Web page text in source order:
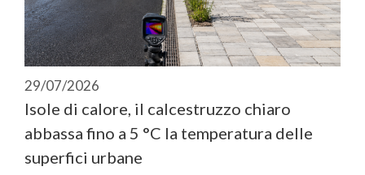
29/07/2026
Isole di calore, il calcestruzzo chiaro
abbassa fino a 5 °C la temperatura delle
superfici urbane